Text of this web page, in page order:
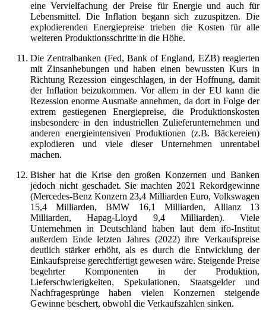
eine Vervielfachung der Preise für Energie und auch für
Lebensmittel. Die Inflation begann sich zuzuspitzen. Die
explodierenden Energiepreise trieben die Kosten für alle
weiteren Produktionsschritte in die Höhe.
Die Zentralbanken (Fed, Bank of England, EZB) reagierten
mit Zinsanhebungen und haben einen bewussten Kurs in
Richtung Rezession eingeschlagen, in der Hoffnung, damit
der Inflation beizukommen. Vor allem in der EU kann die
Rezession enorme Ausmaße annehmen, da dort in Folge der
extrem gestiegenen Energiepreise, die Produktionskosten
insbesondere in den industriellen Zulieferunternehmen und
anderen energieintensiven Produktionen (z.B. Bäckereien)
explodieren und viele dieser Unternehmen unrentabel
machen.
Bisher hat die Krise den großen Konzernen und Banken
jedoch nicht geschadet. Sie machten 2021 Rekordgewinne
(Mercedes-Benz Konzern 23,4 Milliarden Euro, Volkswagen
15,4 Milliarden, BMW 16,1 Milliarden, Allianz 13
Milliarden, Hapag-Lloyd 9,4 Milliarden). Viele
Unternehmen in Deutschland haben laut dem ifo-Institut
außerdem Ende letzten Jahres (2022) ihre Verkaufspreise
deutlich stärker erhöht, als es durch die Entwicklung der
Einkaufspreise gerechtfertigt gewesen wäre. Steigende Preise
begehrter Komponenten in der Produktion,
Lieferschwierigkeiten, Spekulationen, Staatsgelder und
Nachfragesprünge haben vielen Konzernen steigende
Gewinne beschert, obwohl die Verkaufszahlen sinken.